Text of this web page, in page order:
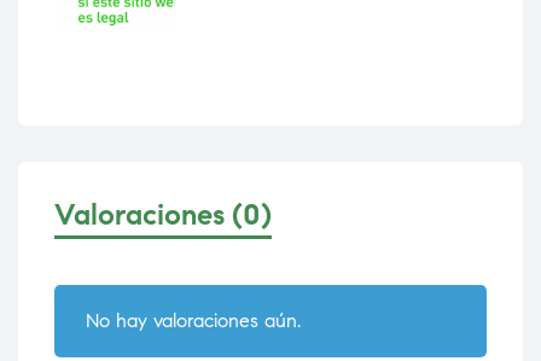
Valoraciones (0)
No hay valoraciones aún.